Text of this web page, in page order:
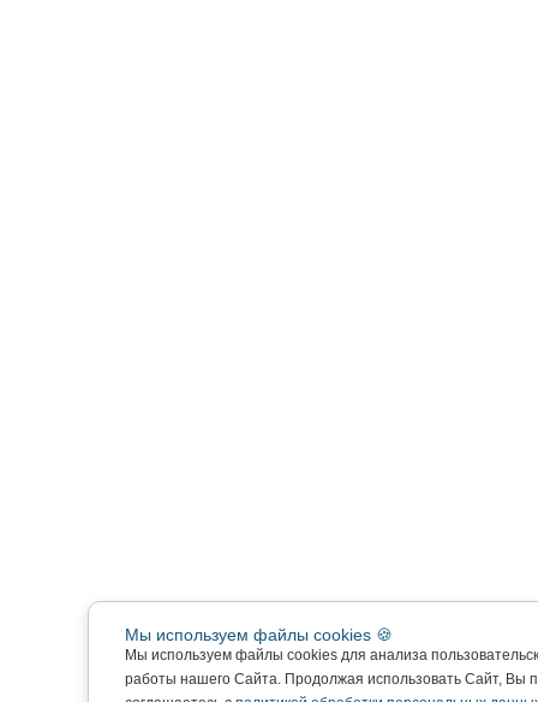
Мы используем файлы cookies 🍪
Мы используем файлы cookies для анализа
работы нашего Сайта. Продолжая использовать Сайт, Вы